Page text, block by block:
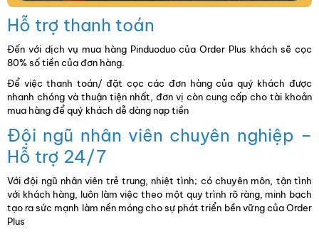
Hỗ trợ thanh toán
Đến với dịch vụ mua hàng Pinduoduo của Order Plus khách sẽ cọc
80% số tiền của đơn hàng.
Để việc thanh toán/ đặt cọc các đơn hàng của quý khách được
nhanh chóng và thuận tiện nhất, đơn vị còn cung cấp cho tài khoản
mua hàng để quý khách dễ dàng nạp tiền
Đội ngũ nhân viên chuyên nghiệp –
Hỗ trợ 24/7
Với đội ngũ nhân viên trẻ trung, nhiệt tình; có chuyên môn, tận tình
với khách hàng, luôn làm việc theo một quy trình rõ ràng, minh bạch
tạo ra sức mạnh làm nền móng cho sự phát triển bền vững của Order
Plus